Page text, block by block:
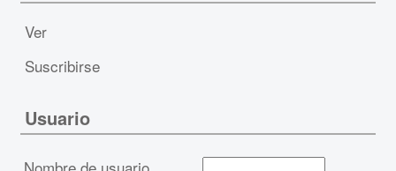
Ver
Suscribirse
Usuario